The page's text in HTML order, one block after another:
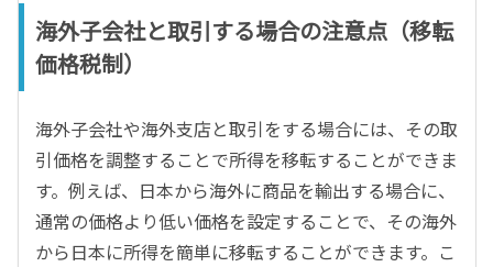
海外子会社と取引する場合の注意点（移転
価格税制）
海外子会社や海外支店と取引をする場合には、その取
引価格を調整することで所得を移転することができま
す。例えば、日本から海外に商品を輸出する場合に、
通常の価格より低い価格を設定することで、その海外
から日本に所得を簡単に移転することができます。こ